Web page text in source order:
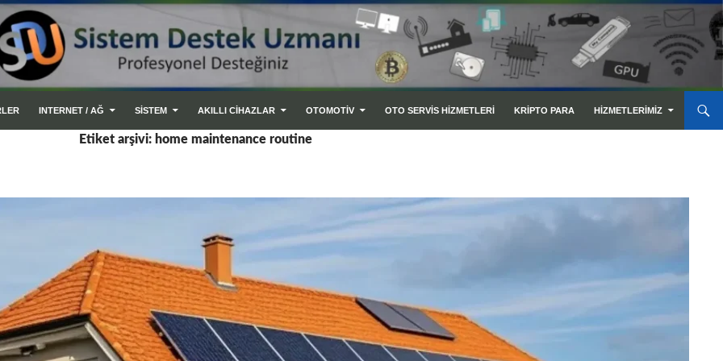
INTERNET / AĞ SİSTEM AKILLI CIHAZLAR OTOMOTİV OTO SERVIS HIZMETLERI KRIPTO PARA HIZMETLERIMIZ
Etiket arşivi: home maintenance routine